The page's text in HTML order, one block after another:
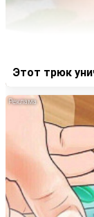
Этот трюк